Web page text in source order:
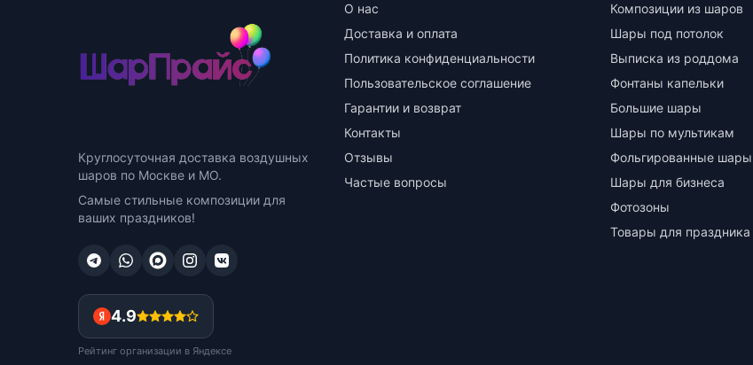
Круглосуточная доставка воздушных
шаров по Москве и МО.
Самые стильные композиции для
ваших праздников!
4.9
Рейтинг организации в Яндексе
О нас
Доставка и оплата
Политика конфиденциальности
Пользовательское соглашение
Гарантии и возврат
Контакты
Отзывы
Частые вопросы
Композиции из шаров
Шары под потолок
Выписка из роддома
Фонтаны капельки
Большие шары
Шары по мультикам
Фольгированные шары
Шары для бизнеса
Фотозоны
Товары для праздника